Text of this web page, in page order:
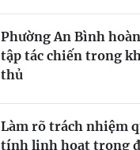
Phường An Bình
tập tác chiến trong
thủ
Làm rõ trách nhiệm
tính linh hoạt trong